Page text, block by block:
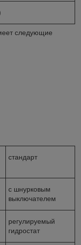
следующие
стандарт
с шнурковым
выключателем
регулируемый
гидростат